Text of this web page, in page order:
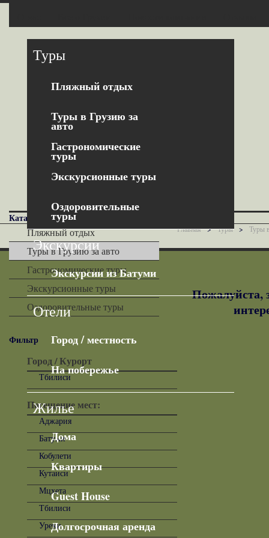
Туры
Пляжный отдых
Туры в Грузию за
авто
Гастрономические
туры
Экскурсионные туры
Оздоровительные
туры
Экскурсии
Экскурсии из Батуми
Отели
Город / местность
На побережье
Жилье
Дома
Квартиры
Guest House
Долгосрочная аренда
Главная > Туры > Туры
Пожалуйста,
Каталог
Пляжный отдых
Туры в Грузию за авто
Гастрономические туры
Экскурсионные туры
Оздоровительные туры
Фильтр
Город / Курорт
Тбилиси
Посещение мест:
Аджария
Батуми
Кобулети
Кутаиси
Мцхета
Тбилиси
Уреки